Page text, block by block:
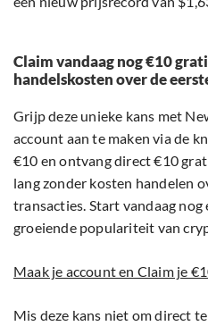
Claim vandaag nog €10
handelskosten over de
Grijp deze unieke kans met
account aan te maken via de
€10 en ontvang direct €10
lang zonder kosten handelen
transacties. Start vandaag
groeiende populariteit van
Maak je account en Claim je
Mis deze kans niet om direct